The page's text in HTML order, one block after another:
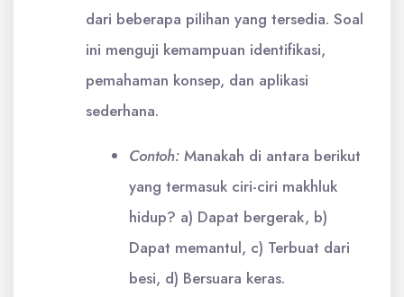
dari beberapa pilihan yang tersedia. Soal
ini menguji kemampuan identifikasi,
pemahaman konsep, dan aplikasi
sederhana.
Contoh: Manakah di antara berikut
yang termasuk ciri-ciri makhluk
hidup? a) Dapat bergerak, b)
Dapat memantul, c) Terbuat dari
besi, d) Bersuara keras.